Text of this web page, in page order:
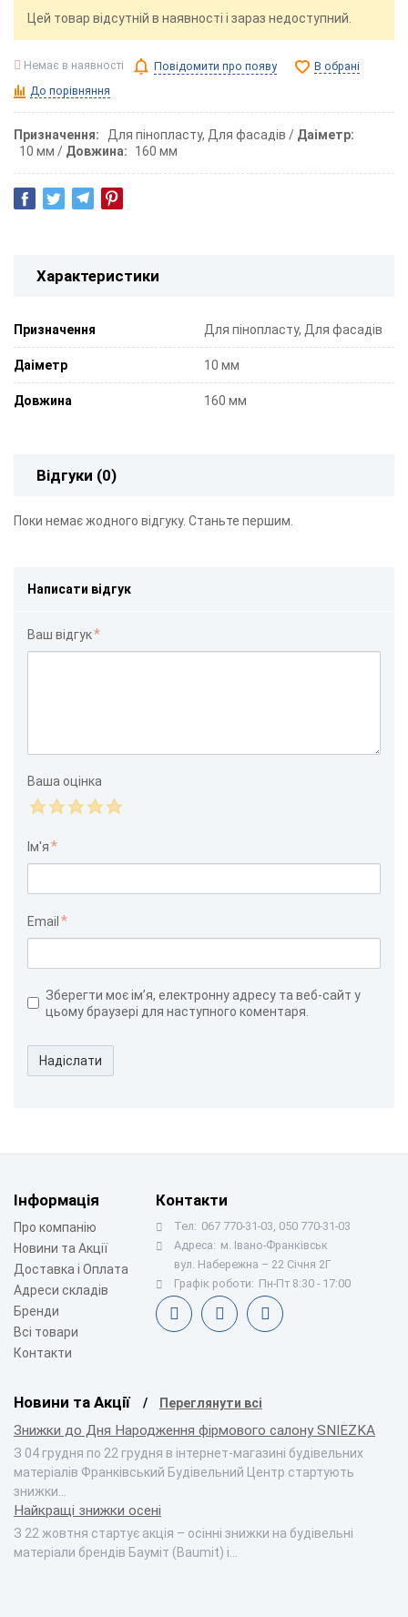
Цей товар відсутній в наявності і зараз недоступний.
Немає в наявності Повідомити про появу
В обрані
До порівняння
Призначення Для пінопласту, Для фасадів
Даіметр
10 мм
Довжина 160 мм
Характеристики
Призначення Для пінопласту, Для фасадів
Даіметр 10 мм
Довжина 160 мм
Відгуки (0)
Поки немає жодного відгуку. Станьте першим.
Написати відгук
Ваш відгук
Ваша оцінка
Ім'я
Email
Зберегти моє ім’я, електронну адресу та веб-сайт у
цьому браузері для наступного коментаря.
Надіслати
Інформація
Про компанію
Новини та Акції
Доставка і Оплата
Адреси складів
Бренди
Всі товари
Контакти
Контакти
Тел: 067 770-31-03, 050 770-31-03
Адреса: м. Івано-Франківськ
вул. Набережна – 22 Січня 2Г
Графік роботи: Пн-Пт 8:30 - 17:00
Новини та Акції Переглянути всі
Знижки до Дня Народження фірмового салону SNIEZKA
З 04 грудня по 22 грудня в інтернет-магазині будівельних
матеріалів Франківський Будівельний Центр стартують
знижки…
Найкращі знижки осені
З 22 жовтня стартує акція – осінні знижки на будівельні
матеріали брендів Бауміт (Baumit) і…